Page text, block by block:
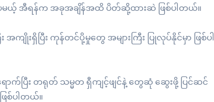
မယ့် အီရန်က အခုအချိန်အထိ ပိတ်ဆို့ထားဆဲ ဖြစ်ပါတယ်။
ျိုးရှိပြီး ကုန်တင်ပို့မှုတွေ အများကြီး ပြုလုပ်နိုင်မှာ ဖြစ်ပါ
ာက်ပြီး တရုတ် သမ္မတ ရှီကျင့်ဖျင်နဲ့ တွေဆုံ ဆွေးဖို့ ပြင်ဆင်
ြစ်ပါတယ်။